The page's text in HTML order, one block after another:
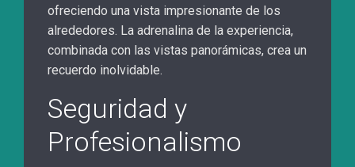
ofreciendo una vista impresionante de los
alrededores. La adrenalina de la experiencia,
combinada con las vistas panorámicas, crea un
recuerdo inolvidable.
Seguridad y
Profesionalismo